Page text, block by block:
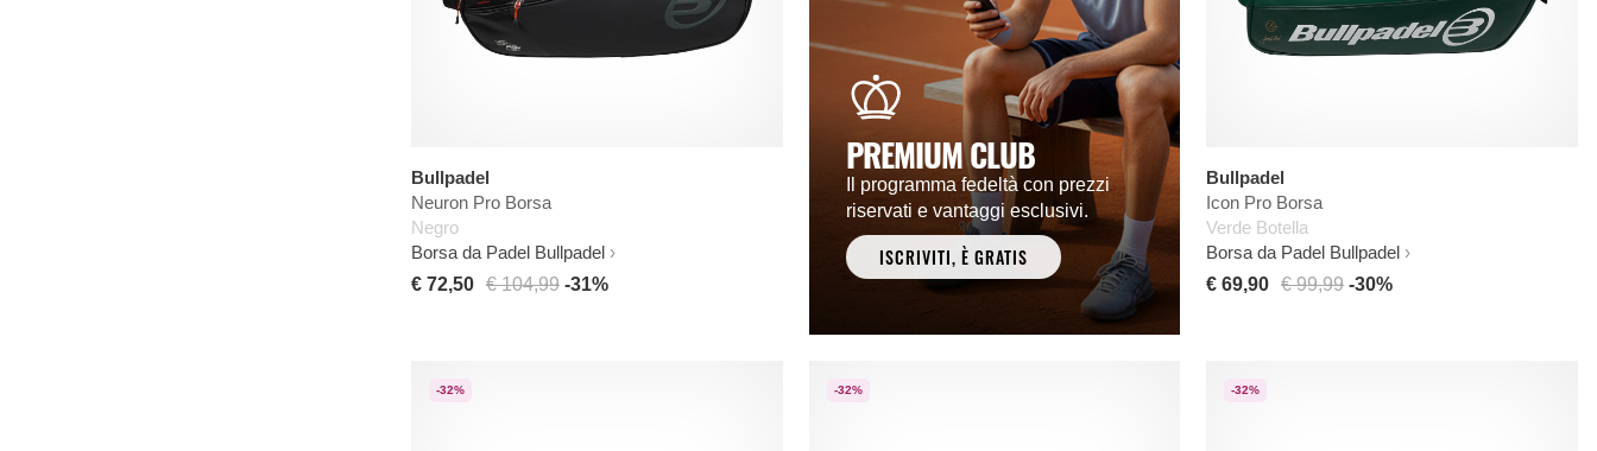
Bullpadel
Neuron Pro Borsa
Negro
Borsa da Padel Bullpadel
€ 72,50 € 104,99 -31%
PREMIUM CLUB
Il programma fedeltà con prezzi
riservati e vantaggi esclusivi.
ISCRIVITI, È GRATIS
Bullpadel
Icon Pro Borsa
Verde Botella
Borsa da Padel Bullpadel
€ 69,90
€ 99,99 -30%
-32% -32% -32%